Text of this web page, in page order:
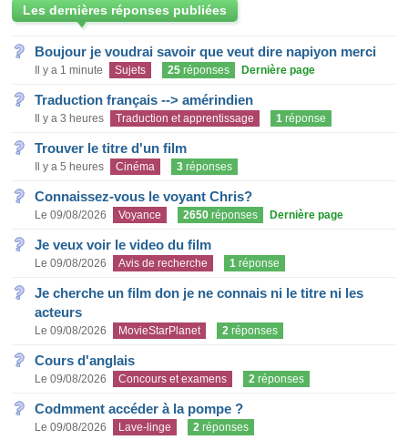
Les dernières réponses publiées
Boujour je voudrai savoir que veut dire napiyon merci
Il y a 1 minute Sujets 25 réponses Dernière page
Traduction français --> amérindien
Il y a 3 heures Traduction et apprentissage 1 réponse
Trouver le titre d'un film
Il y a 5 heures Cinéma 3 réponses
Connaissez-vous le voyant Chris?
Le 09/08/2026 Voyance 2650 réponses Dernière page
Je veux voir le video du film
Le 09/08/2026 Avis de recherche 1 réponse
Je cherche un film don je ne connais ni le titre ni les
acteurs
Le 09/08/2026 MovieStarPlanet 2 réponses
Cours d'anglais
Le 09/08/2026 Concours et examens 2 réponses
Codmment accéder à la pompe ?
Le 09/08/2026 Lave-linge 2 réponses